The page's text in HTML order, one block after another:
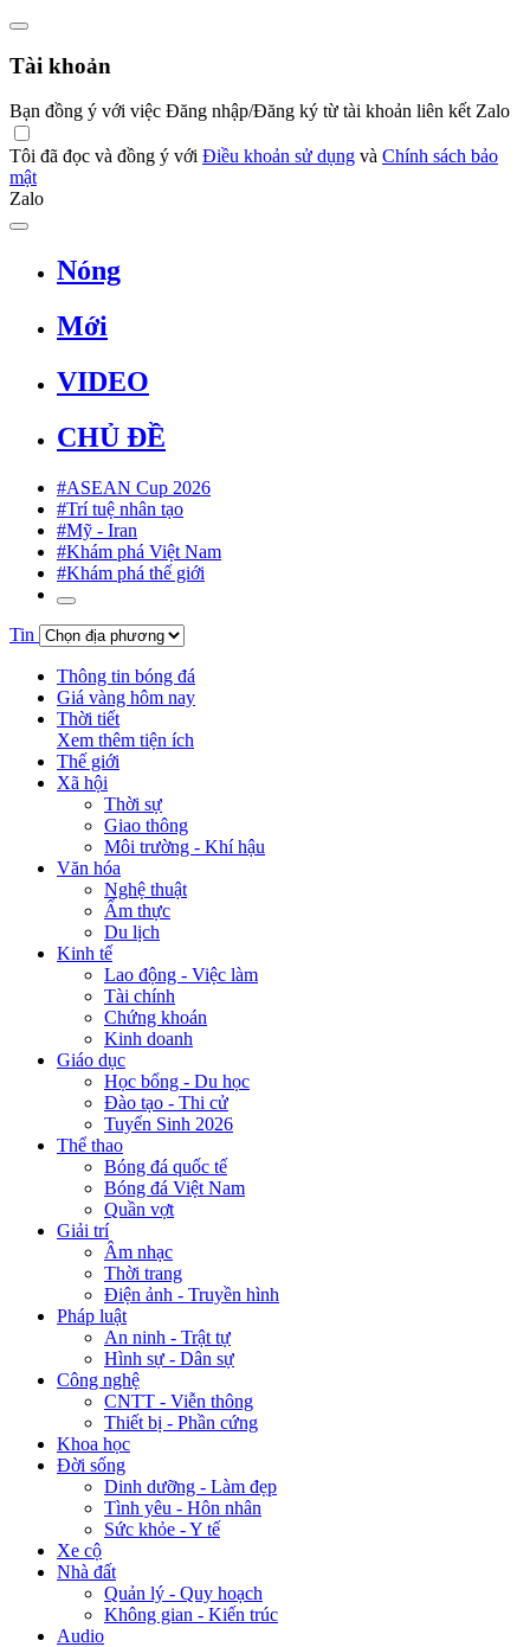
Tài khoản
Bạn đồng ý với việc Đăng nhập/Đăng ký từ tài khoản liên kết Zalo
Tôi đã đọc và đồng ý với Điều khoản sử dụng và Chính sách bảo
mật
Zalo
Nóng
Mới
VIDEO
CHỦ ĐỀ
#ASEAN Cup 2026
#Trí tuệ nhân tạo
#Mỹ - Iran
#Khám phá Việt Nam
#Khám phá thế giới
Tin
Thông tin bóng đá
Giá vàng hôm nay
Thời tiết
Xem thêm tiện ích
Thế giới
Xã hội
Thời sự
Giao thông
Môi trường - Khí hậu
Văn hóa
Nghệ thuật
Ẩm thực
Du lịch
Kinh tế
Lao động - Việc làm
Tài chính
Chứng khoán
Kinh doanh
Giáo dục
Học bổng - Du học
Đào tạo - Thi cử
Tuyển Sinh 2026
Thể thao
Bóng đá quốc tế
Bóng đá Việt Nam
Quần vợt
Giải trí
Âm nhạc
Thời trang
Điện ảnh - Truyền hình
Pháp luật
An ninh - Trật tự
Hình sự - Dân sự
Công nghệ
CNTT - Viễn thông
Thiết bị - Phần cứng
Khoa học
Đời sống
Dinh dưỡng - Làm đẹp
Tình yêu - Hôn nhân
Sức khỏe - Y tế
Xe cộ
Nhà đất
Quản lý - Quy hoạch
Không gian - Kiến trúc
Audio